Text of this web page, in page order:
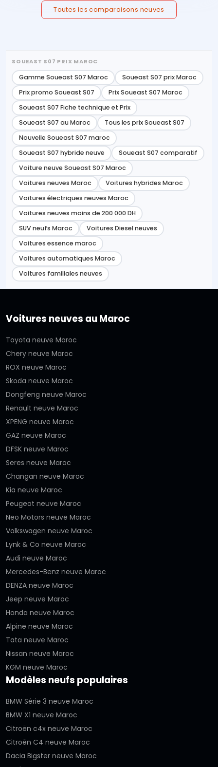
Toutes les comparaisons neuves
SOUEAST S07 PRIX MAROC
Gamme Soueast S07 Maroc
Soueast S07 prix Maroc
Prix promo Soueast S07
Prix Soueast S07 Maroc
Soueast S07 Fiche technique et Prix
Soueast S07 au Maroc
Tous les prix Soueast S07
Nouvelle Soueast S07 maroc
Soueast S07 hybride neuve
Soueast S07 comparatif
Voiture neuve Soueast S07 Maroc
Voitures neuves Maroc
Voitures hybrides Maroc
Voitures électriques neuves Maroc
Voitures neuves moins de 200 000 DH
SUV neufs Maroc
Voitures Diesel neuves
Voitures essence maroc
Voitures automatiques Maroc
Voitures familiales neuves
Voitures neuves au Maroc
Toyota neuve Maroc
Chery neuve Maroc
ROX neuve Maroc
Skoda neuve Maroc
Dongfeng neuve Maroc
Renault neuve Maroc
XPENG neuve Maroc
GAZ neuve Maroc
DFSK neuve Maroc
Seres neuve Maroc
Changan neuve Maroc
Kia neuve Maroc
Peugeot neuve Maroc
Neo Motors neuve Maroc
Volkswagen neuve Maroc
Lynk & Co neuve Maroc
Audi neuve Maroc
Mercedes-Benz neuve Maroc
DENZA neuve Maroc
Jeep neuve Maroc
Honda neuve Maroc
Alpine neuve Maroc
Tata neuve Maroc
Nissan neuve Maroc
KGM neuve Maroc
Modèles neufs populaires
BMW Série 3 neuve Maroc
BMW X1 neuve Maroc
Citroën c4x neuve Maroc
Citroën C4 neuve Maroc
Dacia Bigster neuve Maroc